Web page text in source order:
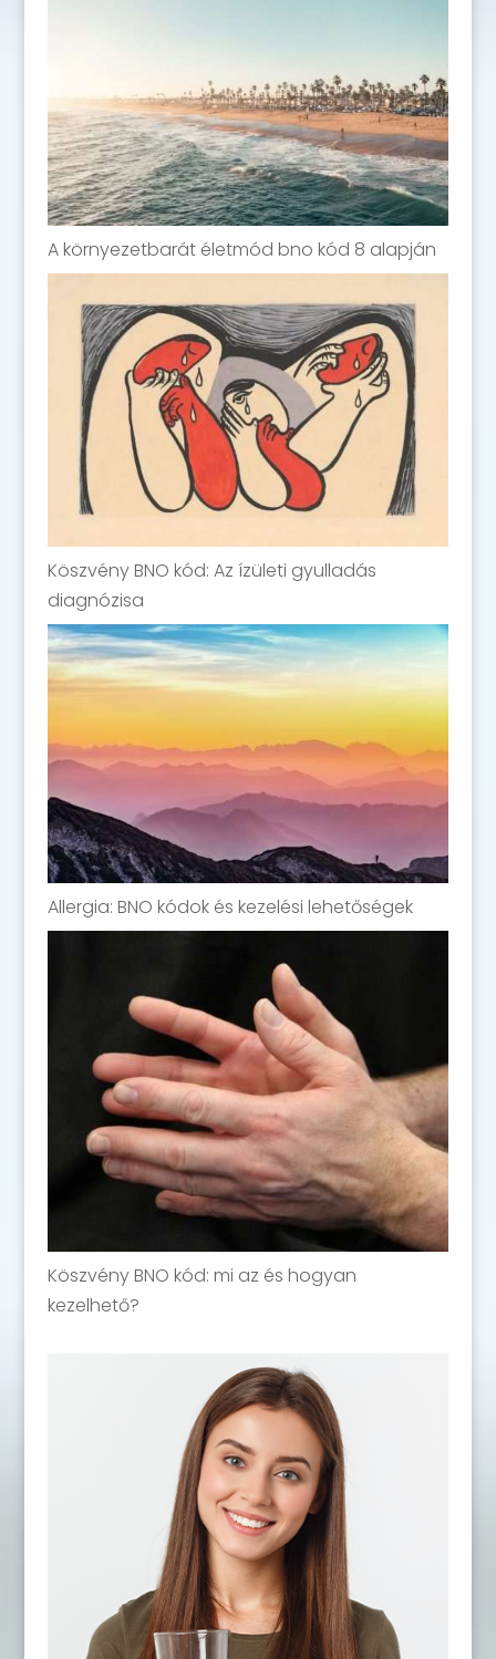
A környezetbarát életmód bno kód 8 alapján
Köszvény BNO kód: Az ízületi gyulladás
diagnózisa
Allergia: BNO kódok és kezelési lehetőségek
Köszvény BNO kód: mi az és hogyan
kezelhető?